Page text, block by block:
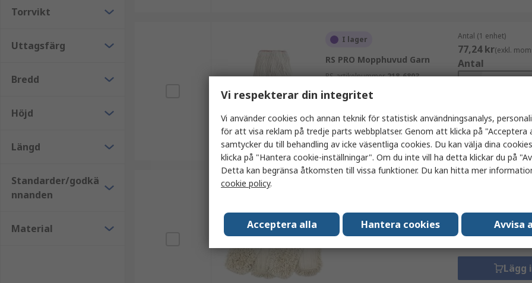
Torrvikt
Uttagsfärg
Bredd
Höjd
Längd
Standarder/godkä
nnanden
Material
I lager
RS PRO Mopphuvud Garn
RS-artikelnummer218-6803
Antal (1 enhet)
77,24 kr(exkl.
Antal
Lägg
RS-artikelnummer 178-7690
Antal
Lägg
Vi respekterar din integritet
Vi använder cookies och annan teknik för statistisk användningsanalys,
för att visa reklam på tredje parts webbplatser. Genom att klicka på "Acceptera
samtycker du till behandling av icke väsentliga cookies. Du kan välja dina
klicka på "Hantera cookie-inställningar". Om du inte vill ha detta klickar du på
Detta kan begränsa åtkomsten till vissa funktioner. Du kan hitta mer
cookie policy.
Acceptera alla Hantera cookies Avvisa